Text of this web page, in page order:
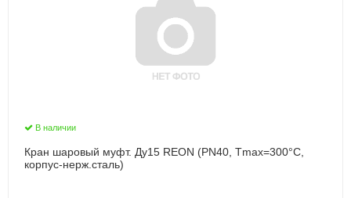
В наличии
Кран шаровый муфт. Ду15 REON (PN40, Тmax=300°С,
корпус-нерж.сталь)